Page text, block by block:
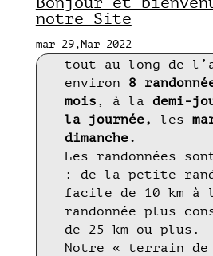
notre Site
mar 29,Mar 2022
Notre Club et ses
Animateurs,
tout au long de
environ 8
mois , à la demi-
la journée,
les
dimanche.
Les randonnées
: de la petite
facile de 10 km à
randonnée plus
de 25 km ou plus.
Notre « terrain